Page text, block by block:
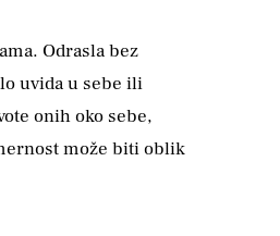
Odrasla bez
uvida u sebe ili
onih oko sebe,
može biti oblik